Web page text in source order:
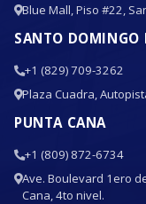
Blue Mall, Piso #22,
SANTO DOMINGO
+1 (829) 709-3262
Plaza Cuadra,
PUNTA CANA
+1 (809) 872-6734
Ave. Boulevard 1ero
Cana, 4to nivel.